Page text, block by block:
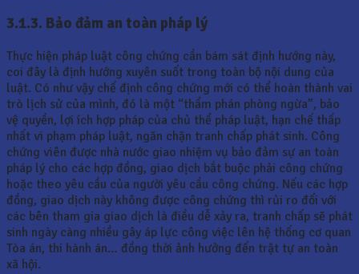
3.1.3. Bảo đảm an toàn pháp lý
Thực hiện pháp luật công chứng cần bám sát định hướng này,
coi đây là định hướng xuyên suốt trong toàn bộ nội dung của
luật. Có như vậy chế định công chứng mới có thể hoàn thành vai
trò lịch sử của mình, đó là một “thẩm phán phòng ngừa”, bảo
vệ quyền, lợi ích hợp pháp của chủ thể pháp luật, hạn chế thấp
nhất vi phạm pháp luật, ngăn chặn tranh chấp phát sinh. Công
chứng viên được nhà nước giao nhiệm vụ bảo đảm sự an toàn
pháp lý cho các hợp đồng, giao dịch bắt buộc phải công chứng
hoặc theo yêu cầu của người yêu cầu công chứng. Nếu các hợp
đồng, giao dịch này không được công chứng thì rủi ro đối với
các bên tham gia giao dịch là điều dễ xảy ra, tranh chấp sẽ phát
sinh ngày càng nhiều gây áp lực công việc lên hệ thống cơ quan
Tòa án, thi hành án… đồng thời ảnh hưởng đến trật tự an toàn
xã hội.